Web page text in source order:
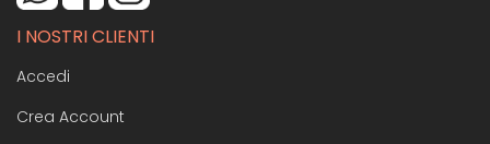
I NOSTRI CLIENTI
Accedi
Crea Account